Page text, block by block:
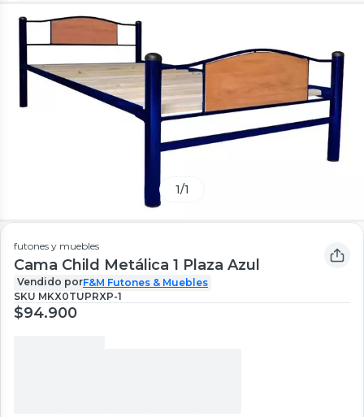
1/1
futones y muebles
Cama Child Metálica 1 Plaza Azul
Vendido porF&M Futones & Muebles
SKU MKX0TUPRXP-1
$94.900